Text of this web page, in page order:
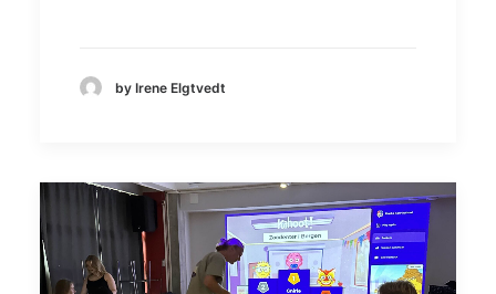
by Irene Elgtvedt